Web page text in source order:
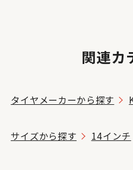
関連カ
タイヤメーカーから探す
サイズから探す 14インチ